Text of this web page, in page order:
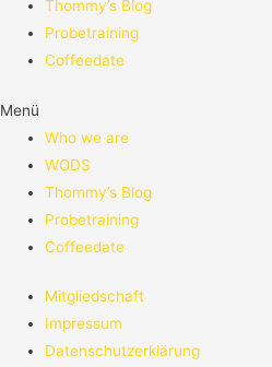
Thommy’s Blog
Probetraining
Coffeedate
Menü
Who we are
WODS
Thommy’s Blog
Probetraining
Coffeedate
Mitgliedschaft
Impressum
Datenschutzerklärung